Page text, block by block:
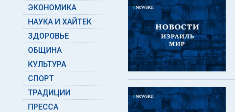
ЭКОНОМИКА
НАУКА И ХАЙТЕК
ЗДОРОВЬЕ
ОБЩИНА
КУЛЬТУРА
СПОРТ
ТРАДИЦИИ
ПРЕССА